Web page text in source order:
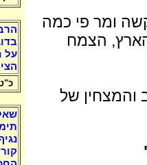
ומר פי כמה
הארץ, הצמח
והמצחין של
על
כ"ט